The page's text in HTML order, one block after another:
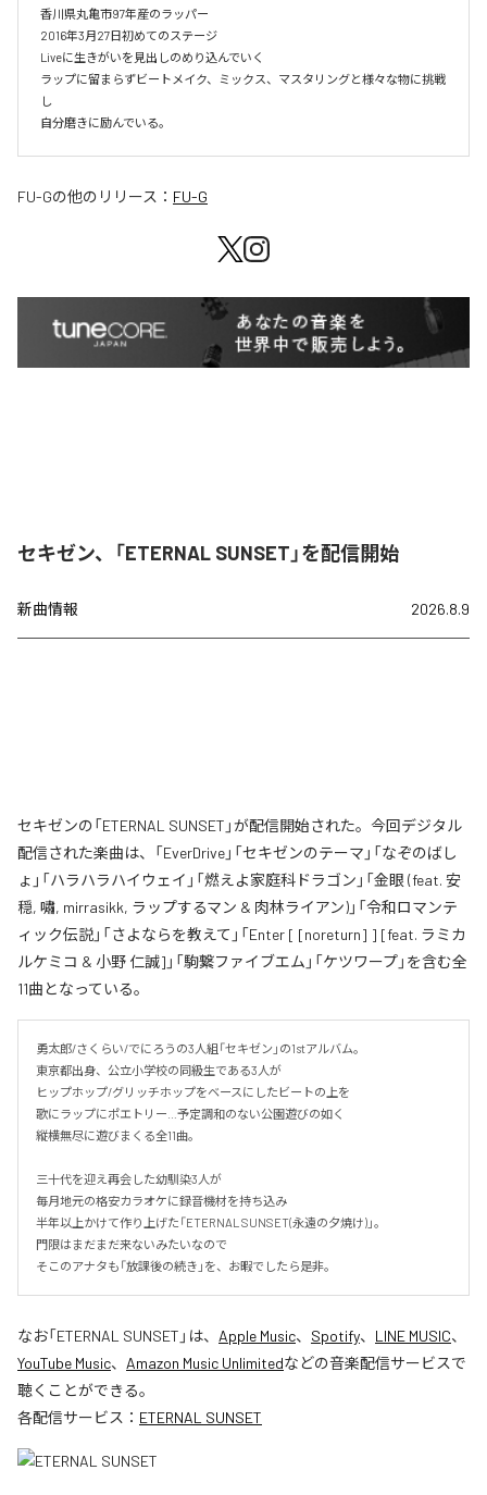
香川県丸亀市97年産のラッパー
2016年3月27日初めてのステージ
Liveに生きがいを見出しのめり込んでいく
ラップに留まらずビートメイク、ミックス、マスタリングと様々な物に挑戦
し
自分磨きに励んでいる。
FU-Gの他のリリース： FU-G
セキゼン、「ETERNAL SUNSET」を配信開始
新曲情報 2026.8.9
セキゼンの「ETERNAL SUNSET」が配信開始された。今回デジタル
配信された楽曲は、「EverDrive」「セキゼンのテーマ」「なぞのばし
ょ」「ハラハラハイウェイ」「燃えよ家庭科ドラゴン」「金眼 (feat. 安
穏, 嘯, mirrasikk, ラップするマン & 肉林ライアン)」「令和ロマンテ
ィック伝説」「さよならを教えて」「Enter [ [noreturn] ] [feat. ラミカ
ルケミコ & 小野 仁誠]」「駒繋ファイブエム」「ケツワープ」を含む全
11曲となっている。
勇太郎/さくらい/でにろうの3人組「セキゼン」の1stアルバム。
東京都出身、公立小学校の同級生である3人が
ヒップホップ/グリッチホップをベースにしたビートの上を
歌にラップにポエトリー…予定調和のない公園遊びの如く
縦横無尽に遊びまくる全11曲。
三十代を迎え再会した幼馴染3人が
毎月地元の格安カラオケに録音機材を持ち込み
半年以上かけて作り上げた「ETERNAL SUNSET(永遠の夕焼け)」。
門限はまだまだ来ないみたいなので
そこのアナタも「放課後の続き」を、お暇でしたら是非。
なお「ETERNAL SUNSET 」は、 Apple Music、 Spotify、 LINE MUSIC、
YouTube Music、 Amazon Music Unlimitedなどの音楽配信サービスで
聴くことができる。
各配信サービス： ETERNAL SUNSET